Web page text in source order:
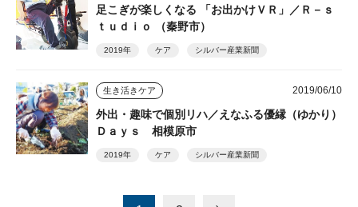
足こぎが楽しくなる 「お出かけＶＲ」／Ｒ－ｓ
ｔｕｄｉｏ （秦野市）
2019年 ケア シルバー産業新聞
生き活きケア 2019/06/10
外出・趣味で個別リハ／えなふる優縁（ゆかり）
Ｄａｙｓ 相模原市
2019年 ケア シルバー産業新聞